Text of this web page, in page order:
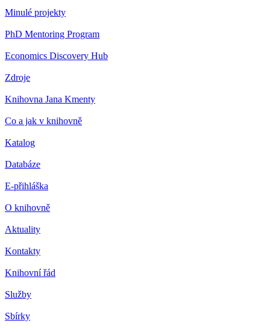
Minulé projekty
PhD Mentoring Program
Economics Discovery Hub
Zdroje
Knihovna Jana Kmenty
Co a jak v knihovně
Katalog
Databáze
E-přihláška
O knihovně
Aktuality
Kontakty
Knihovní řád
Služby
Sbírky